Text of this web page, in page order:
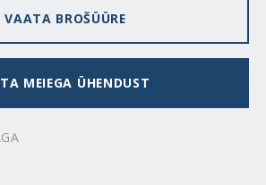
VAATA BROŠÜÜRE
MEIEGA ÜHENDUST